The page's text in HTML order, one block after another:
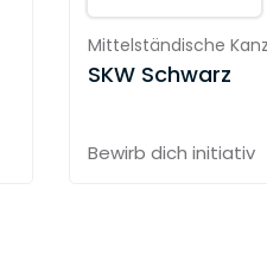
Mittelständische
SKW Schwarz
Bewirb dich initiativ